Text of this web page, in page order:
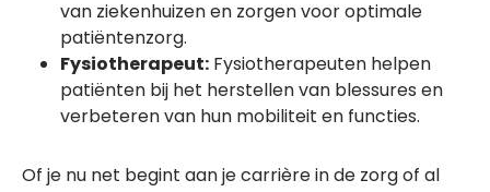
van ziekenhuizen en zorgen voor optimale
patiëntenzorg.
Fysiotherapeut: Fysiotherapeuten helpen
patiënten bij het herstellen van blessures en
verbeteren van hun mobiliteit en functies.
Of je nu net begint aan je carrière in de zorg of al